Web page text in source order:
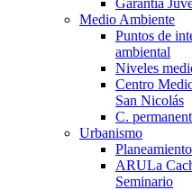
Garantía
Medio Ambiente
Puntos de
ambiental
Niveles
Centro
San Nicolás
C.
Urbanismo
ARULa
Seminario